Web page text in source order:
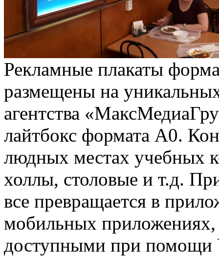
Рекламные плакаты
размещены на
агентства
лайтбокс формата А0.
людных местах учебных
холлы, столовые и т.д.
все превращается в
мобильных приложениях,
доступными при помощи